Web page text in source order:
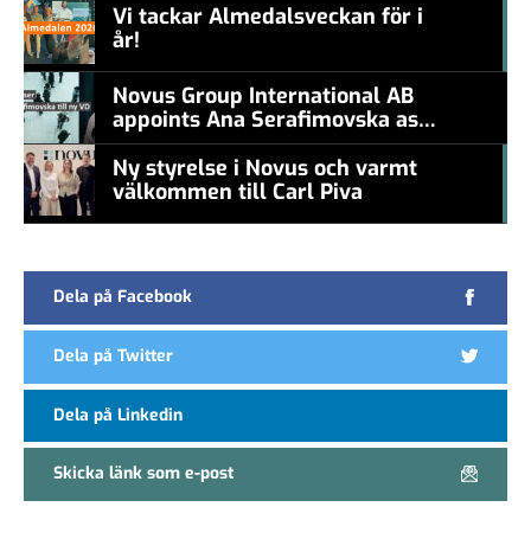
Vi tackar Almedalsveckan för i
år!
Novus Group International AB
appoints Ana Serafimovska as
new CEO
Ny styrelse i Novus och varmt
välkommen till Carl Piva
Dela på Facebook
Dela på Twitter
Dela på Linkedin
Skicka länk som e-post